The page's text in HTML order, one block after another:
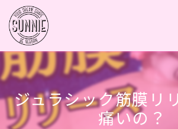
ジュラシック筋膜リ
痛いの？